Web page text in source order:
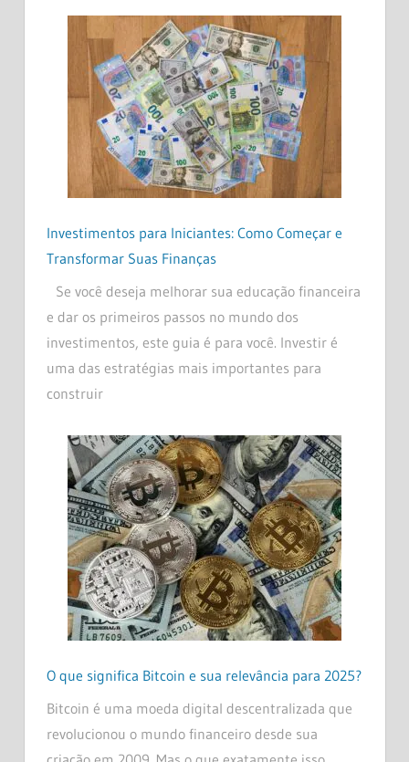
Investimentos para Iniciantes: Como Começar e
Transformar Suas Finanças
Se você deseja melhorar sua educação financeira
e dar os primeiros passos no mundo dos
investimentos, este guia é para você. Investir é
uma das estratégias mais importantes para
construir
O que significa Bitcoin e sua relevância para 2025?
Bitcoin é uma moeda digital descentralizada que
revolucionou o mundo financeiro desde sua